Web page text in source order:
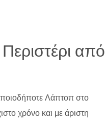
από
Λάπτοπ στο
χρόνο και με άριστη